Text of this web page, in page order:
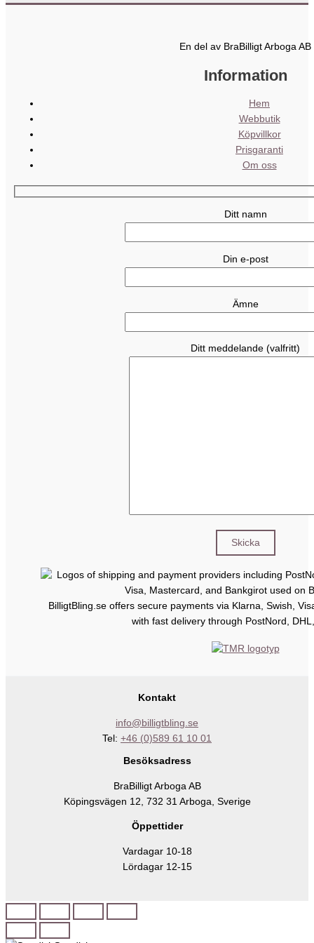
En del av BraBilligt Arboga AB
Information
Hem
Webbutik
Köpvillkor
Prisgaranti
Om oss
Ditt namn
Din e-post
Ämne
Ditt meddelande (valfritt)
BilligtBling.se offers secure payments via Klarna, Swish,
with fast delivery through PostNord,
Kontakt
info@billigtbling.se
Tel: +46 (0)589 61 10 01
Besöksadress
BraBilligt Arboga AB
Köpingsvägen 12, 732 31 Arboga, Sverige
Öppettider
Vardagar 10-18
Lördagar 12-15